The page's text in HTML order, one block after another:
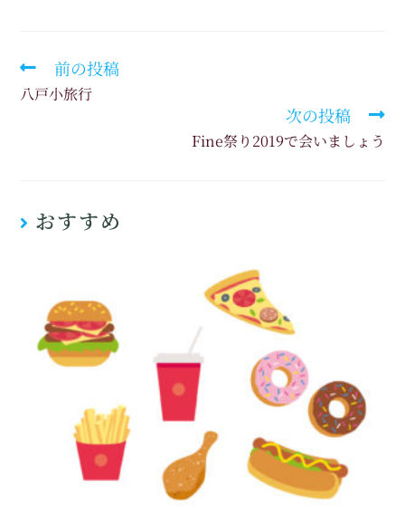
前の投稿
八戸小旅行
次の投稿
Fine祭り2019で会いましょう
おすすめ